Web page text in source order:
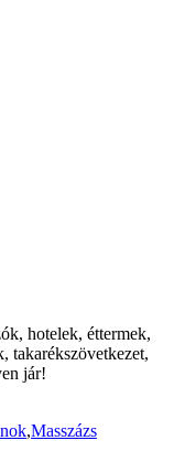
hotelek, éttermek,
takarékszövetkezet,
jár!
,Masszázs